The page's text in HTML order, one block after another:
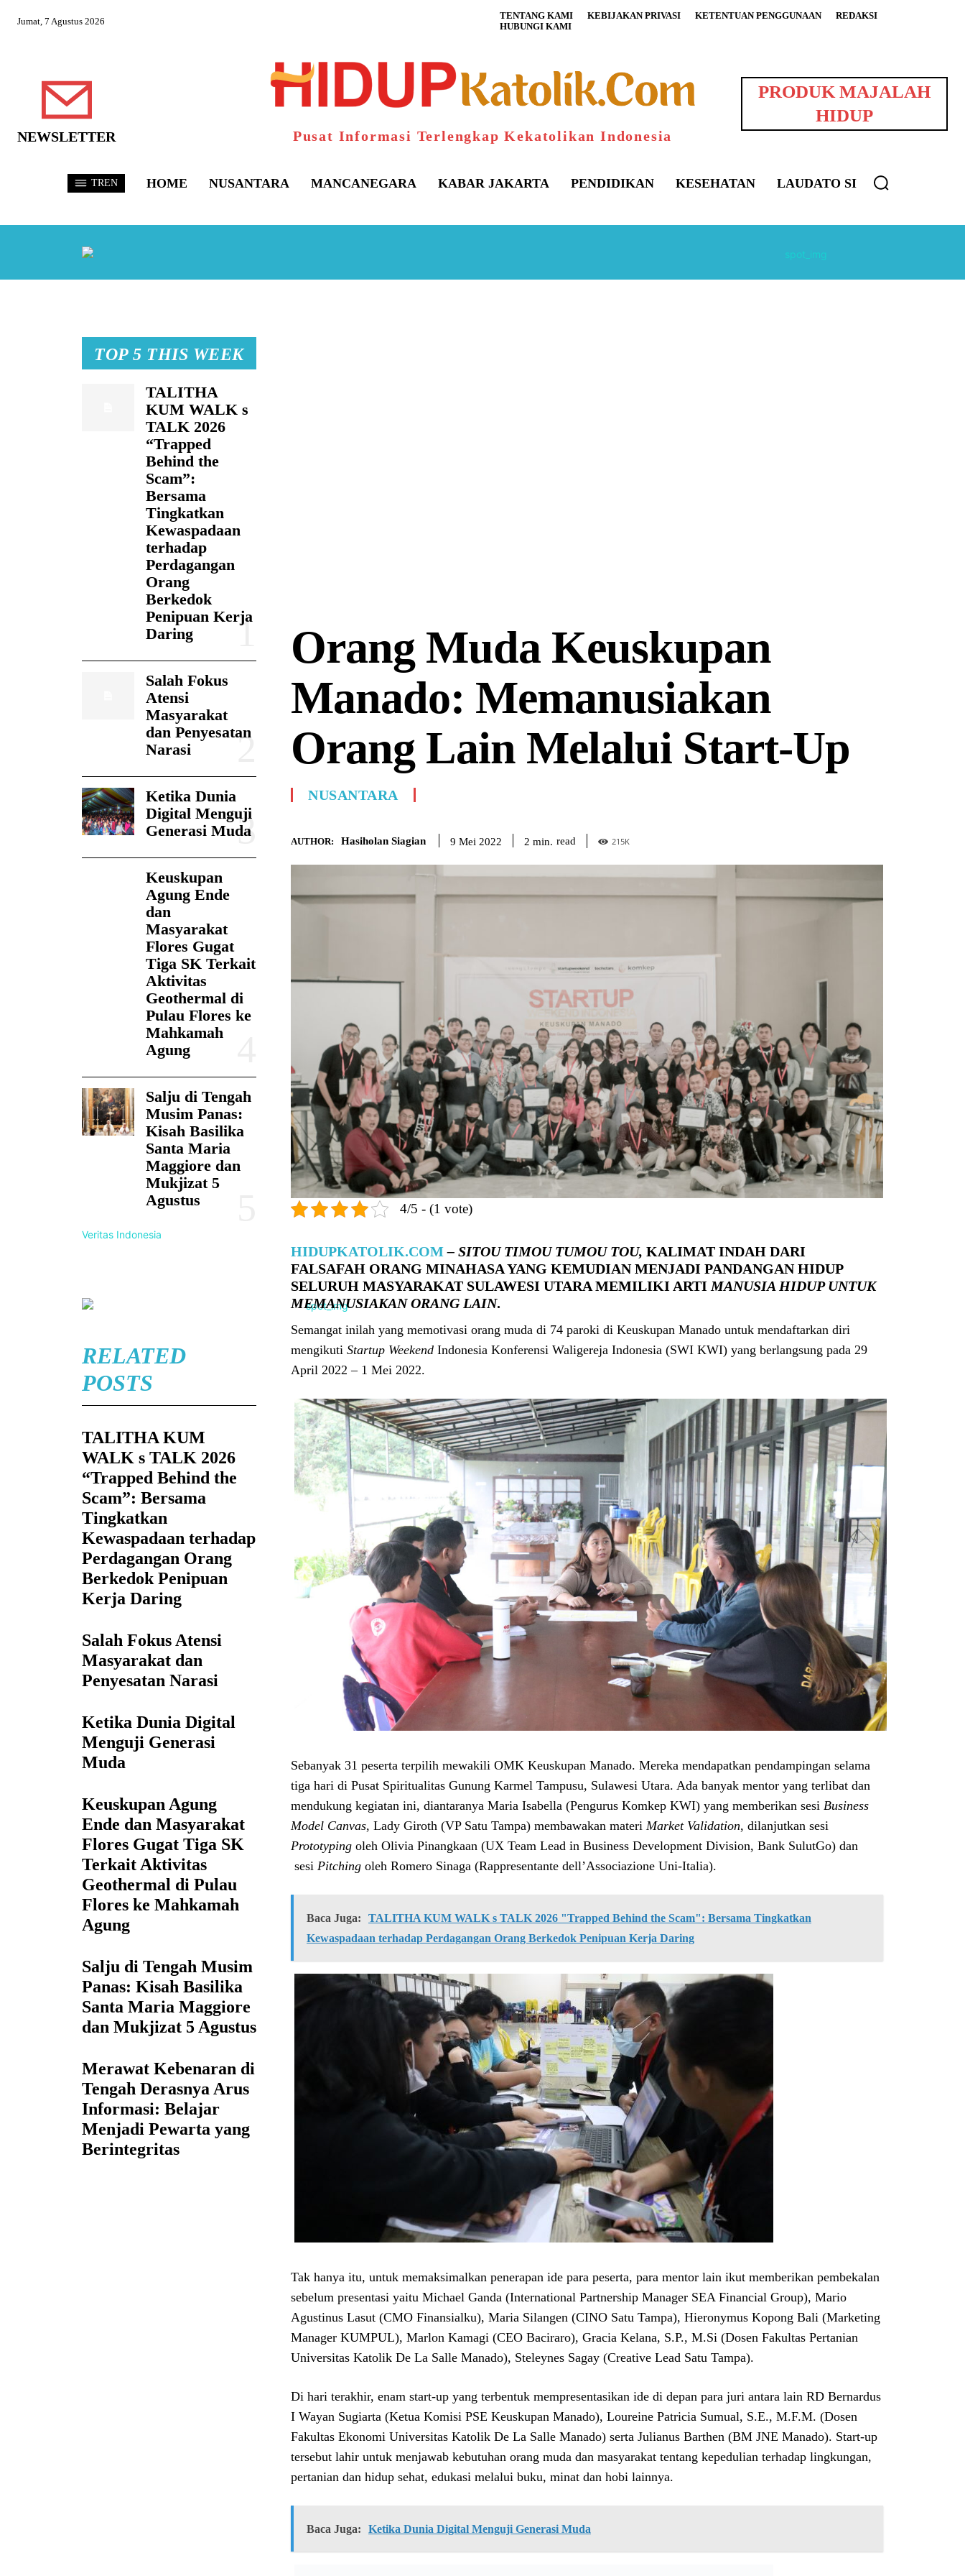
Jumat, 7 Agustus 2026 TENTANG KAMI KEBIJAKAN PRIVASI KETENTUAN PENGGUNAAN
REDAKSI
HUBUNGI KAMI
NEWSLETTER Pusat Informasi Terlengkap Kekatolikan Indonesia
PRODUK MAJALAH
HIDUP
TREN HOME NUSANTARA MANCANEGARA KABAR JAKARTA PENDIDIKAN KESEHATAN LAUDATO SI
TOP 5 THIS WEEK
TALITHA
KUM WALK s
TALK 2026
“Trapped
Behind the
Scam”:
Bersama
Tingkatkan
Kewaspadaan
terhadap
Perdagangan
Orang
Berkedok
Penipuan Kerja
Daring
Salah Fokus
Atensi
Masyarakat
dan Penyesatan
Narasi
Ketika Dunia
Digital Menguji
Generasi Muda
Keuskupan
Agung Ende
dan
Masyarakat
Flores Gugat
Tiga SK Terkait
Aktivitas
Geothermal di
Pulau Flores ke
Mahkamah
Agung
Salju di Tengah
Musim Panas:
Kisah Basilika
Santa Maria
Maggiore dan
Mukjizat 5
Agustus
Veritas Indonesia
RELATED
POSTS
TALITHA KUM
WALK s TALK 2026
“Trapped Behind the
Scam”: Bersama
Tingkatkan
Kewaspadaan terhadap
Perdagangan Orang
Berkedok Penipuan
Kerja Daring
Salah Fokus Atensi
Masyarakat dan
Penyesatan Narasi
Ketika Dunia Digital
Menguji Generasi
Muda
Keuskupan Agung
Ende dan Masyarakat
Flores Gugat Tiga SK
Terkait Aktivitas
Geothermal di Pulau
Flores ke Mahkamah
Agung
Salju di Tengah Musim
Panas: Kisah Basilika
Santa Maria Maggiore
dan Mukjizat 5 Agustus
Merawat Kebenaran di
Tengah Derasnya Arus
Informasi: Belajar
Menjadi Pewarta yang
Berintegritas
Orang Muda Keuskupan
Manado: Memanusiakan
Orang Lain Melalui Start-Up
NUSANTARA
AUTHOR: Hasiholan Siagian 9 Mei 2022 2 min. read 215K
4/5 - (1 vote)
HIDUPKATOLIK.COM– SITOU TIMOU TUMOU TOU, KALIMAT INDAH DARI
FALSAFAH ORANG MINAHASA YANG KEMUDIAN MENJADI PANDANGAN HIDUP
SELURUH MASYARAKAT SULAWESI UTARA MEMILIKI ARTI MANUSIA HIDUP UNTUK
MEMANUSIAKAN ORANG LAIN.
Semangat inilah yang memotivasi orang muda di 74 paroki di Keuskupan Manado untuk mendaftarkan diri
mengikuti Startup Weekend Indonesia Konferensi Waligereja Indonesia (SWI KWI) yang berlangsung pada 29
April 2022 – 1 Mei 2022.
Sebanyak 31 peserta terpilih mewakili OMK Keuskupan Manado. Mereka mendapatkan pendampingan selama
tiga hari di Pusat Spiritualitas Gunung Karmel Tampusu, Sulawesi Utara. Ada banyak mentor yang terlibat dan
mendukung kegiatan ini, diantaranya Maria Isabella (Pengurus Komkep KWI) yang memberikan sesi Business
Model Canvas, Lady Giroth (VP Satu Tampa) membawakan materi Market Validation, dilanjutkan sesi
Prototyping oleh Olivia Pinangkaan (UX Team Lead in Business Development Division, Bank SulutGo) dan
sesi Pitching oleh Romero Sinaga (Rappresentante dell’Associazione Uni-Italia).
Baca Juga:
TALITHA KUM WALK s TALK 2026 "Trapped Behind the Scam": Bersama Tingkatkan
Kewaspadaan terhadap Perdagangan Orang Berkedok Penipuan Kerja Daring
Tak hanya itu, untuk memaksimalkan penerapan ide para peserta, para mentor lain ikut memberikan pembekalan
sebelum presentasi yaitu Michael Ganda (International Partnership Manager SEA Financial Group), Mario
Agustinus Lasut (CMO Finansialku), Maria Silangen (CINO Satu Tampa), Hieronymus Kopong Bali (Marketing
Manager KUMPUL), Marlon Kamagi (CEO Baciraro), Gracia Kelana, S.P., M.Si (Dosen Fakultas Pertanian
Universitas Katolik De La Salle Manado), Steleynes Sagay (Creative Lead Satu Tampa).
Di hari terakhir, enam start-up yang terbentuk mempresentasikan ide di depan para juri antara lain RD Bernardus
I Wayan Sugiarta (Ketua Komisi PSE Keuskupan Manado), Loureine Patricia Sumual, S.E., M.F.M. (Dosen
Fakultas Ekonomi Universitas Katolik De La Salle Manado) serta Julianus Barthen (BM JNE Manado). Start-up
tersebut lahir untuk menjawab kebutuhan orang muda dan masyarakat tentang kepedulian terhadap lingkungan,
pertanian dan hidup sehat, edukasi melalui buku, minat dan hobi lainnya.
Baca Juga: Ketika Dunia Digital Menguji Generasi Muda